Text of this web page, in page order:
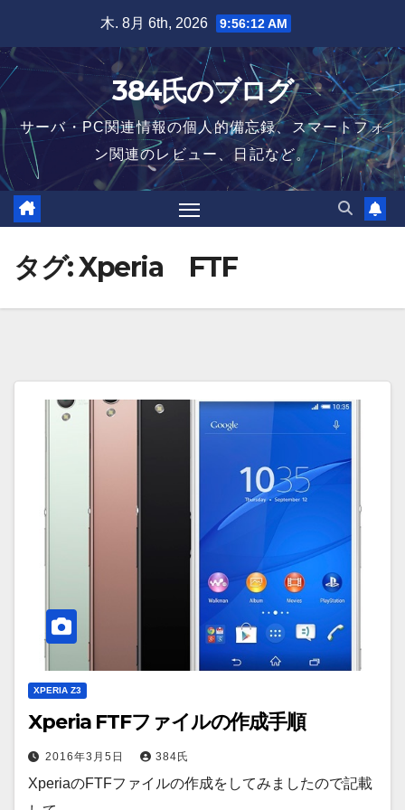
content
木. 8月 6th, 2026 9:56:13 AM
384氏のブログ
サーバ・PC関連情報の個人的備忘録、スマートフォ
ン関連のレビュー、日記など。
タグ:Xperia FTF
XPERIA Z3
Xperia FTFファイルの作成手順
2016年3月5日 384氏
XperiaのFTFファイルの作成をしてみましたので記載